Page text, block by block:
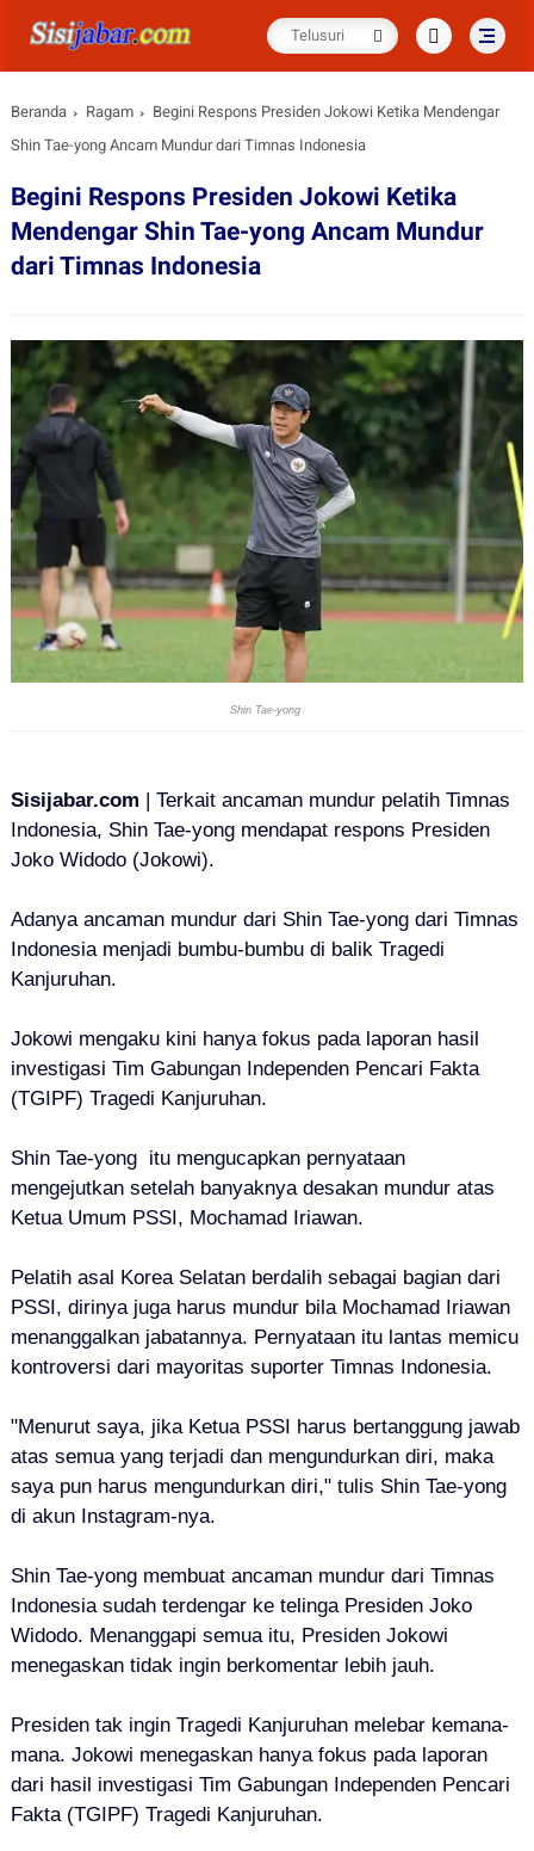
Beranda Ragam
Begini Respons Presiden Jokowi Ketika Mendengar
Shin Tae-yong Ancam Mundur dari Timnas Indonesia
Begini Respons Presiden Jokowi Ketika
Mendengar Shin Tae-yong Ancam Mundur
dari Timnas Indonesia
Shin Tae-yong
Sisijabar.com | Terkait ancaman mundur pelatih Timnas
Indonesia, Shin Tae-yong mendapat respons Presiden
Joko Widodo (Jokowi).
Adanya ancaman mundur dari Shin Tae-yong dari Timnas
Indonesia menjadi bumbu-bumbu di balik Tragedi
Kanjuruhan.
Jokowi mengaku kini hanya fokus pada laporan hasil
investigasi Tim Gabungan Independen Pencari Fakta
(TGIPF) Tragedi Kanjuruhan.
Shin Tae-yong itu mengucapkan pernyataan
mengejutkan setelah banyaknya desakan mundur atas
Ketua Umum PSSI, Mochamad Iriawan.
Pelatih asal Korea Selatan berdalih sebagai bagian dari
PSSI, dirinya juga harus mundur bila Mochamad Iriawan
menanggalkan jabatannya. Pernyataan itu lantas memicu
kontroversi dari mayoritas suporter Timnas Indonesia.
"Menurut saya, jika Ketua PSSI harus bertanggung jawab
atas semua yang terjadi dan mengundurkan diri, maka
saya pun harus mengundurkan diri," tulis Shin Tae-yong
di akun Instagram-nya.
Shin Tae-yong membuat ancaman mundur dari Timnas
Indonesia sudah terdengar ke telinga Presiden Joko
Widodo. Menanggapi semua itu, Presiden Jokowi
menegaskan tidak ingin berkomentar lebih jauh.
Presiden tak ingin Tragedi Kanjuruhan melebar kemana-
mana. Jokowi menegaskan hanya fokus pada laporan
dari hasil investigasi Tim Gabungan Independen Pencari
Fakta (TGIPF) Tragedi Kanjuruhan.